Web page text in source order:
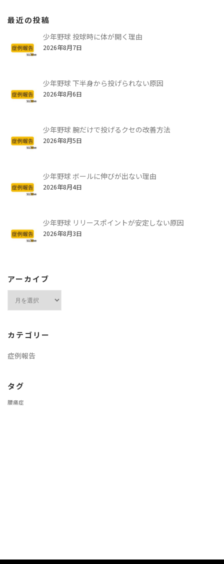
最近の投稿
少年野球 投球時に体が開く理由
2026年8月7日
少年野球 下半身から投げられない原因
2026年8月6日
少年野球 腕だけで投げるクセの改善方法
2026年8月5日
少年野球 ボールに伸びが出ない理由
2026年8月4日
少年野球 リリースポイントが安定しない原因
2026年8月3日
アーカイブ
ブ
カテゴリー
症例報告
タグ
腰痛症